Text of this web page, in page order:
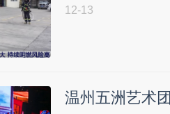
12-13
温州五洲艺术